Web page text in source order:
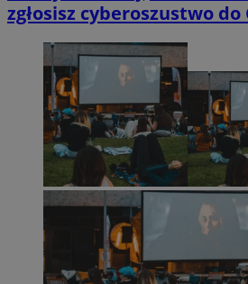
zgłosisz cyberoszustwo do